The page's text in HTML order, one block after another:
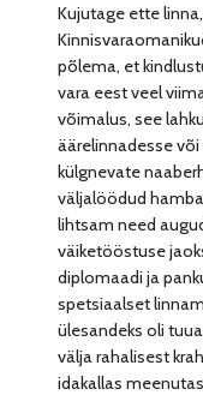
Kujutage ette
põlema, et
vara eest veel
võimalus, see
äärelinnadesse
külgnevate
väljalöödud
lihtsam need
väiketööstuse
diplomaadi ja
spetsiaalset
ülesandeks oli
välja rahalisest
idakallas